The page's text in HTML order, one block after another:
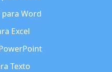
para Word
Excel
Texto